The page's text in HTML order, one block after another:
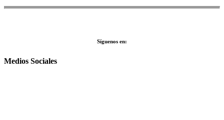
Síguenos en:
Medios Sociales